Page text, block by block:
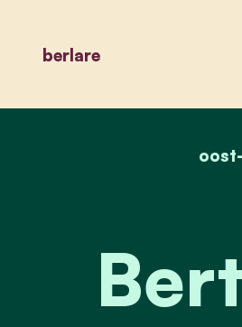
berlare